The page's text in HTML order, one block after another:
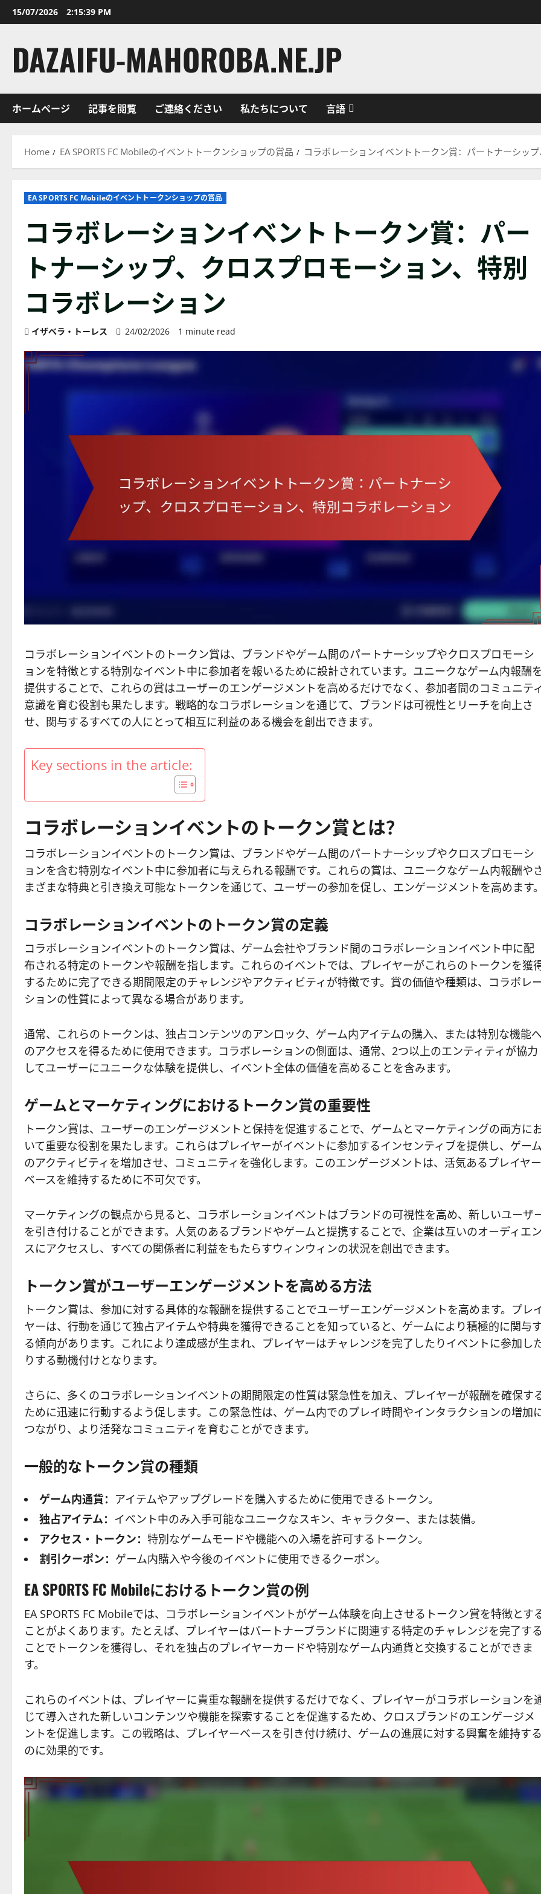
Skip
to
15/07/2026 2:15:41 PM
DAZAIFU-MAHOROBA.NE.JP
ホームページ 記事を閲覧 ご連絡ください 私たちについて 言語
Home EA SPORTS FC Mobileのイベントトークンショップの賞品 コラボレーションイベントトークン賞：パートナーシッ
EA SPORTS FC Mobileのイベントトークンショップの賞品
コラボレーションイベントトークン賞：パー
トナーシップ、クロスプロモーション、特別
コラボレーション
イザベラ・トーレス 24/02/2026 1 minute read
コラボレーションイベントのトークン賞は、ブランドやゲーム間のパートナーシップやクロスプロモーシ
ョンを特徴とする特別なイベント中に参加者を報いるために設計されています。ユニークなゲーム内報酬を
提供することで、これらの賞はユーザーのエンゲージメントを高めるだけでなく、参加者間のコミュニティ
意識を育む役割も果たします。戦略的なコラボレーションを通じて、ブランドは可視性とリーチを向上さ
せ、関与するすべての人にとって相互に利益のある機会を創出できます。
Key sections in the article:
コラボレーションイベントのトークン賞とは？
コラボレーションイベントのトークン賞は、ブランドやゲーム間のパートナーシップやクロスプロモーシ
ョンを含む特別なイベント中に参加者に与えられる報酬です。これらの賞は、ユニークなゲーム内報酬や
まざまな特典と引き換え可能なトークンを通じて、ユーザーの参加を促し、エンゲージメントを高めます。
コラボレーションイベントのトークン賞の定義
コラボレーションイベントのトークン賞は、ゲーム会社やブランド間のコラボレーションイベント中に配
布される特定のトークンや報酬を指します。これらのイベントでは、プレイヤーがこれらのトークンを獲
するために完了できる期間限定のチャレンジやアクティビティが特徴です。賞の価値や種類は、コラボレ
ションの性質によって異なる場合があります。
通常、これらのトークンは、独占コンテンツのアンロック、ゲーム内アイテムの購入、または特別な機能へ
のアクセスを得るために使用できます。コラボレーションの側面は、通常、2つ以上のエンティティが協力
してユーザーにユニークな体験を提供し、イベント全体の価値を高めることを含みます。
ゲームとマーケティングにおけるトークン賞の重要性
トークン賞は、ユーザーのエンゲージメントと保持を促進することで、ゲームとマーケティングの両方に
いて重要な役割を果たします。これらはプレイヤーがイベントに参加するインセンティブを提供し、ゲーム
のアクティビティを増加させ、コミュニティを強化します。このエンゲージメントは、活気あるプレイヤー
ベースを維持するために不可欠です。
マーケティングの観点から見ると、コラボレーションイベントはブランドの可視性を高め、新しいユーザ
を引き付けることができます。人気のあるブランドやゲームと提携することで、企業は互いのオーディエン
スにアクセスし、すべての関係者に利益をもたらすウィンウィンの状況を創出できます。
トークン賞がユーザーエンゲージメントを高める方法
トークン賞は、参加に対する具体的な報酬を提供することでユーザーエンゲージメントを高めます。プレ
ヤーは、行動を通じて独占アイテムや特典を獲得できることを知っていると、ゲームにより積極的に関与
る傾向があります。これにより達成感が生まれ、プレイヤーはチャレンジを完了したりイベントに参加し
りする動機付けとなります。
さらに、多くのコラボレーションイベントの期間限定の性質は緊急性を加え、プレイヤーが報酬を確保す
ために迅速に行動するよう促します。この緊急性は、ゲーム内でのプレイ時間やインタラクションの増加
つながり、より活発なコミュニティを育むことができます。
一般的なトークン賞の種類
ゲーム内通貨： アイテムやアップグレードを購入するために使用できるトークン。
独占アイテム： イベント中のみ入手可能なユニークなスキン、キャラクター、または装備。
アクセス・トークン： 特別なゲームモードや機能への入場を許可するトークン。
割引クーポン： ゲーム内購入や今後のイベントに使用できるクーポン。
EA SPORTS FC Mobileにおけるトークン賞の例
EA SPORTS FC Mobileでは、コラボレーションイベントがゲーム体験を向上させるトークン賞を特徴とす
ことがよくあります。たとえば、プレイヤーはパートナーブランドに関連する特定のチャレンジを完了する
ことでトークンを獲得し、それを独占のプレイヤーカードや特別なゲーム内通貨と交換することができま
す。
これらのイベントは、プレイヤーに貴重な報酬を提供するだけでなく、プレイヤーがコラボレーションを
じて導入された新しいコンテンツや機能を探索することを促進するため、クロスブランドのエンゲージメ
ントを促進します。この戦略は、プレイヤーベースを引き付け続け、ゲームの進展に対する興奮を維持する
のに効果的です。